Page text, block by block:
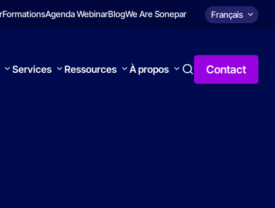
FormationsAgenda WebinarBlogWe Are Sonepar Français
Services Ressources À propos Contact